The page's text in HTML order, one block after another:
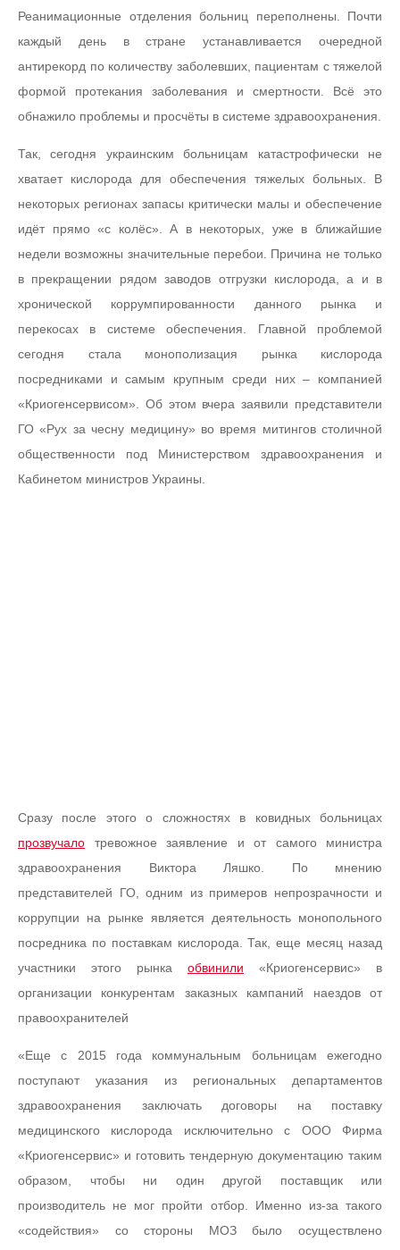
Реанимационные отделения больниц переполнены. Почти
каждый день в стране устанавливается очередной
антирекорд по количеству заболевших, пациентам с тяжелой
формой протекания заболевания и смертности. Всё это
обнажило проблемы и просчёты в системе здравоохранения.
Так, сегодня украинским больницам катастрофически не
хватает кислорода для обеспечения тяжелых больных. В
некоторых регионах запасы критически малы и обеспечение
идёт прямо «с колёс». А в некоторых, уже в ближайшие
недели возможны значительные перебои. Причина не только
в прекращении рядом заводов отгрузки кислорода, а и в
хронической коррумпированности данного рынка и
перекосах в системе обеспечения. Главной проблемой
сегодня стала монополизация рынка кислорода
посредниками и самым крупным среди них – компанией
«Криогенсервисом». Об этом вчера заявили представители
ГО «Рух за чесну медицину» во время митингов столичной
общественности под Министерством здравоохранения и
Кабинетом министров Украины.
Сразу после этого о сложностях в ковидных больницах
прозвучало тревожное заявление и от самого министра
здравоохранения Виктора Ляшко. По мнению
представителей ГО, одним из примеров непрозрачности и
коррупции на рынке является деятельность монопольного
посредника по поставкам кислорода. Так, еще месяц назад
участники этого рынка обвинили «Криогенсервис» в
организации конкурентам заказных кампаний наездов от
правоохранителей
«Еще с 2015 года коммунальным больницам ежегодно
поступают указания из региональных департаментов
здравоохранения заключать договоры на поставку
медицинского кислорода исключительно с ООО Фирма
«Криогенсервис» и готовить тендерную документацию таким
образом, чтобы ни один другой поставщик или
производитель не мог пройти отбор. Именно из-за такого
«содействия» со стороны МОЗ было осуществлено